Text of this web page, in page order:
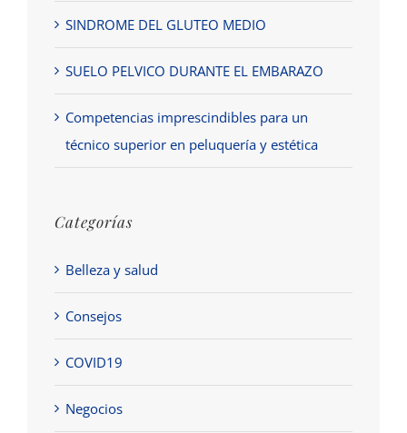
SINDROME DEL GLUTEO MEDIO
SUELO PELVICO DURANTE EL EMBARAZO
Competencias imprescindibles para un
técnico superior en peluquería y estética
Categorías
Belleza y salud
Consejos
COVID19
Negocios